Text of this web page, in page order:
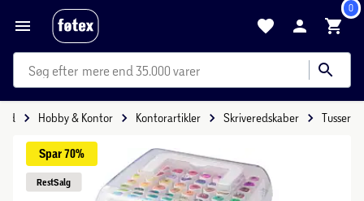
0
mere end 35.000 varer
Hobby & Kontor Kontorartikler Skriveredskaber Tusser
Spar 70%
RestSalg